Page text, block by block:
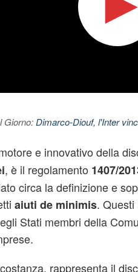
Giorno: Dimarco-Diouf, l'Inter
e innovativo della
, è il regolamento 1407/
circa la definizione e
aiuti de minimis. Questi
Stati membri della
rappresenta il